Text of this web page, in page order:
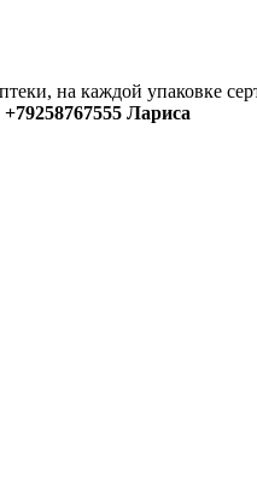
на каждой упаковке
+79258767555 Лариса